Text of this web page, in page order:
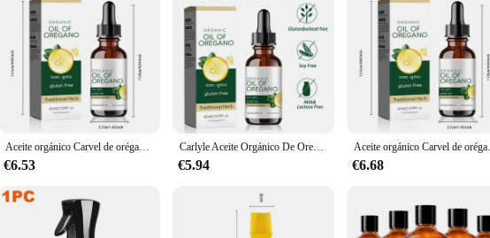
our aceite de orégano orgánico suplemento, a testament to the finest organic oregano oil
authentic design reflects our commitment to providing the highest quality ingredients,
looking to enhance your health regimen, this supplement is a perfect addition to your
is not just a supplement; it's a versatile health companion. Its antioxidant properties
a healthy gut. Whether you're looking to support respiratory health, oregano oil can be
With this product, you're not just buying a supplement; you're investing in your overall
is designed for ease of use and convenience. Available in sets, it's perfect for both
is packed with the goodness of oregano oil, making it a reliable choice for those seeking
health needs, this supplement is your reliable partner in health.
Aceite orgánico Carvel de orégano, suplementos Honest In Your To Healthy Living, regalos saludables para mujeres y niñas, suministros para fiestas, 60ml
€6.53
Carlyle Aceite Orgánico De Oregano 60ml
€5.94
Aceite orgánico Carvel
€6.68